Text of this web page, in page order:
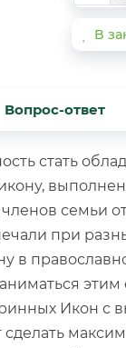
В
Вопрос-ответ
стать
семьи
при
в
Икон